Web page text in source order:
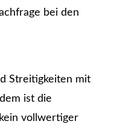
bei den
Streitigkeiten mit
ist die
vollwertiger